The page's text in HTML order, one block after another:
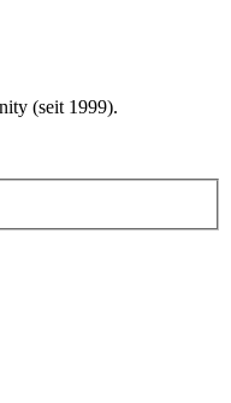
(seit 1999).